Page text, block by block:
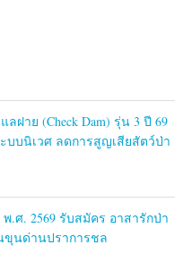
ฝาย (Check Dam) รุ่น 3 ปี 69
บนิเวศ ลดการสูญเสียสัตว์ป่า
.ศ. 2569 รับสมัคร อาสารักป่า
ขุนด่านปราการชล